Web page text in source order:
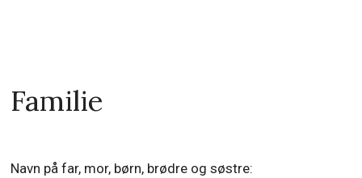
Familie
Navn på far, mor, børn, brødre og søstre: